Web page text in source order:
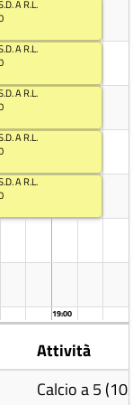
A R.L.
A R.L.
A R.L.
A R.L.
A R.L.
19:00
Attività
Calcio a 5